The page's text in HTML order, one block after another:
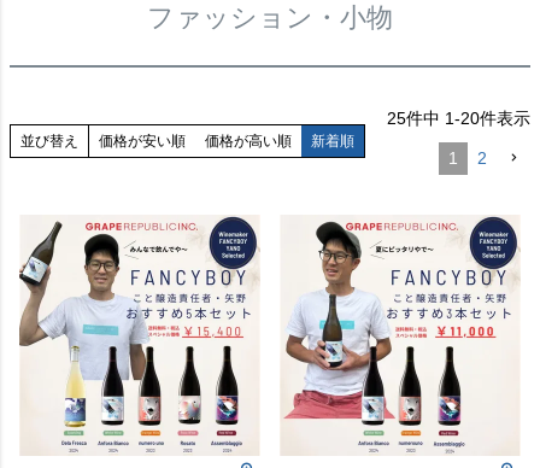
ファッション・小物
並び替え 価格が安い順 価格が高い順 新着順
25件中 1-20件表示
1 2